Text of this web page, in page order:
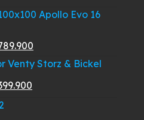
$259.700.
Apollo Evo 16
precio
Venty Storz & Bickel